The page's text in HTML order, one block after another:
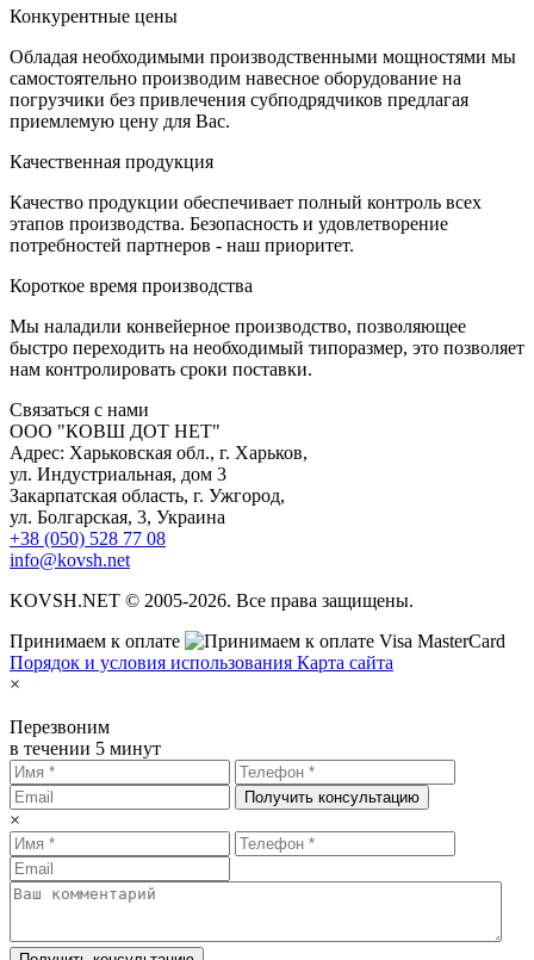
Конкурентные цены
Обладая необходимыми производственными мощностями мы
самостоятельно производим навесное оборудование на
погрузчики без привлечения субподрядчиков предлагая
приемлемую цену для Вас.
Качественная продукция
Качество продукции обеспечивает полный контроль всех
этапов производства. Безопасность и удовлетворение
потребностей партнеров - наш приоритет.
Короткое время производства
Мы наладили конвейерное производство, позволяющее
быстро переходить на необходимый типоразмер, это позволяет
нам контролировать сроки поставки.
Связаться с нами
ООО "КОВШ ДОТ НЕТ"
Адрес: Харьковская обл., г. Харьков,
ул. Индустриальная, дом 3
Закарпатская область, г. Ужгород,
ул. Болгарская, 3, Украина
+38 (050) 528 77 08
info@kovsh.net
KOVSH.NET © 2005-2026. Все права защищены.
Принимаем к оплате
Порядок и условия использования Карта сайта
×
Перезвоним
в течении 5 минут
Получить консультацию
×